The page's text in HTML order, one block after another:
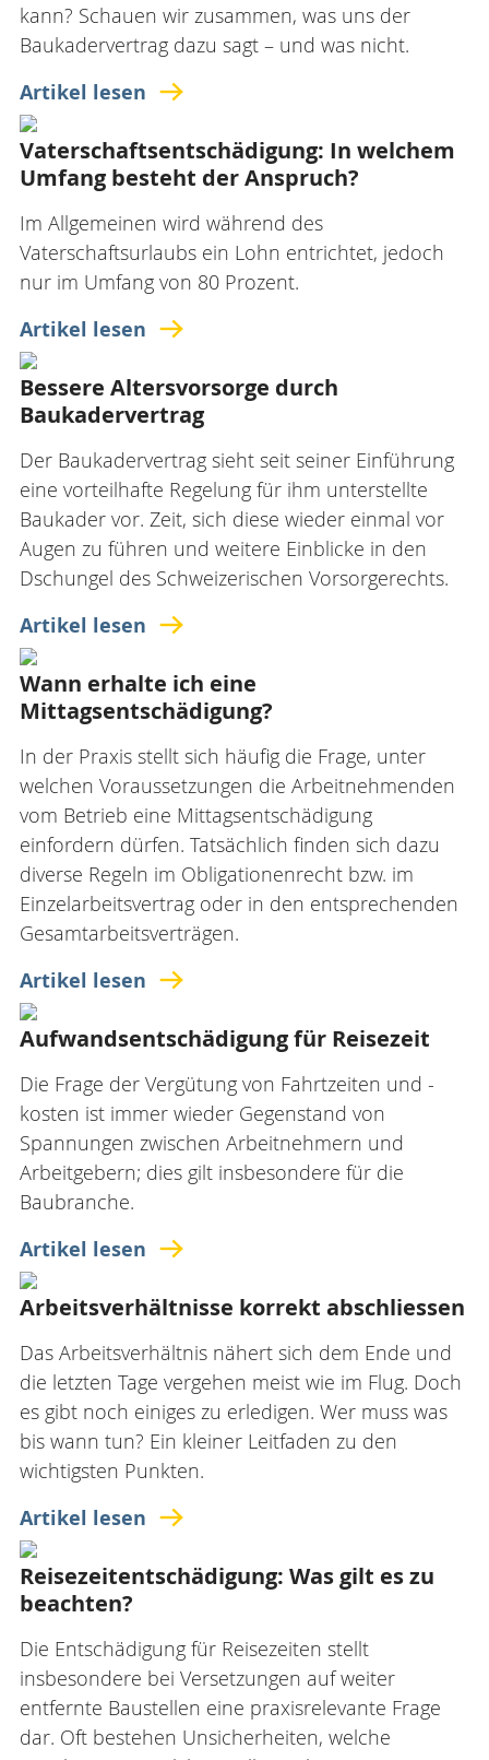
kann? Schauen wir zusammen, was uns der
Baukadervertrag dazu sagt – und was nicht.
Artikel lesen
Vaterschaftsentschädigung: In welchem
Umfang besteht der Anspruch?
Im Allgemeinen wird während des
Vaterschaftsurlaubs ein Lohn entrichtet, jedoch
nur im Umfang von 80 Prozent.
Artikel lesen
Bessere Altersvorsorge durch
Baukadervertrag
Der Baukadervertrag sieht seit seiner Einführung
eine vorteilhafte Regelung für ihm unterstellte
Baukader vor. Zeit, sich diese wieder einmal vor
Augen zu führen und weitere Einblicke in den
Dschungel des Schweizerischen Vorsorgerechts.
Artikel lesen
Wann erhalte ich eine
Mittagsentschädigung?
In der Praxis stellt sich häufig die Frage, unter
welchen Voraussetzungen die Arbeitnehmenden
vom Betrieb eine Mittagsentschädigung
einfordern dürfen. Tatsächlich finden sich dazu
diverse Regeln im Obligationenrecht bzw. im
Einzelarbeitsvertrag oder in den entsprechenden
Gesamtarbeitsverträgen.
Artikel lesen
Aufwandsentschädigung für Reisezeit
Die Frage der Vergütung von Fahrtzeiten und -
kosten ist immer wieder Gegenstand von
Spannungen zwischen Arbeitnehmern und
Arbeitgebern; dies gilt insbesondere für die
Baubranche.
Artikel lesen
Arbeitsverhältnisse korrekt abschliessen
Das Arbeitsverhältnis nähert sich dem Ende und
die letzten Tage vergehen meist wie im Flug. Doch
es gibt noch einiges zu erledigen. Wer muss was
bis wann tun? Ein kleiner Leitfaden zu den
wichtigsten Punkten.
Artikel lesen
Reisezeitentschädigung: Was gilt es zu
beachten?
Die Entschädigung für Reisezeiten stellt
insbesondere bei Versetzungen auf weiter
entfernte Baustellen eine praxisrelevante Frage
dar. Oft bestehen Unsicherheiten, welche